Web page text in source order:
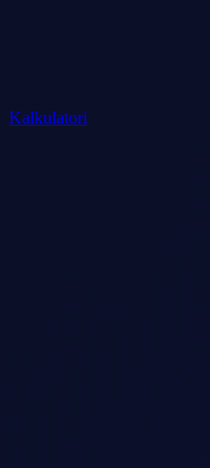
Kalkulatori